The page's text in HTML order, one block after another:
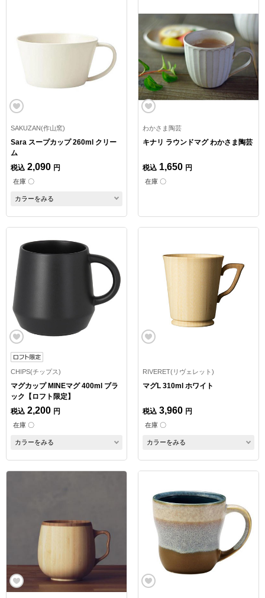
SAKUZAN(作山窯)
Sara スープカップ 260ml クリー
ム
税込 2,090 円
在庫 〇
カラーをみる
わかさま陶芸
キナリ ラウンドマグ わかさま陶芸
税込 1,650 円
在庫 〇
CHIPS(チップス)
マグカップ MINEマグ 400ml ブラ
ック【ロフト限定】
税込 2,200 円
在庫 〇
カラーをみる
RIVERET(リヴェレット)
マグL 310ml ホワイト
税込 3,960 円
在庫 〇
カラーをみる